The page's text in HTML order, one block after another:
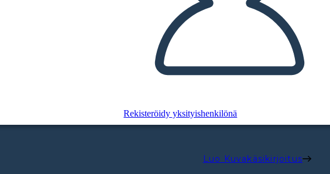
Rekisteröidy yksityishenkilönä
Luo Kuvakäsikirjoitus